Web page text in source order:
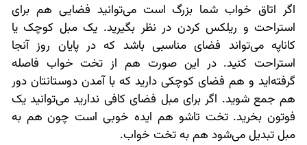
اگر اتاق خواب شما بزرگ است می‌توانید فضایی هم برای
استراحت و ریلکس کردن در نظر بگیرید. یک مبل کوچک یا
کاناپه می‌تواند فضای مناسبی باشد که در پایان روز آنجا
استراحت کنید. در این صورت هم از تخت خواب فاصله
گرفته‌اید و هم فضای کوچکی دارید که با آمدن دوستانتان دور
هم جمع شوید. اگر برای مبل فضای کافی ندارید می‌توانید یک
فوتون بخرید. تخت تاشو هم ایده خوبی است چون هم به
مبل تبدیل می‌شود هم به تخت خواب.